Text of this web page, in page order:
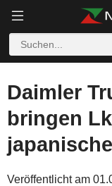
Daimler
bringen
Veröffentlicht am